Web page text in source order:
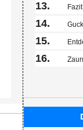
13 Fazit
14
15
16